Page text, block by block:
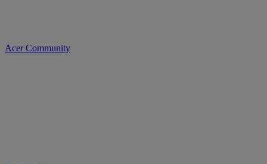
Acer Community